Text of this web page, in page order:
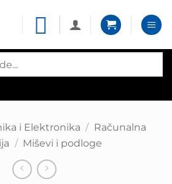
i Elektronika / Računalna
/ Miševi i podloge